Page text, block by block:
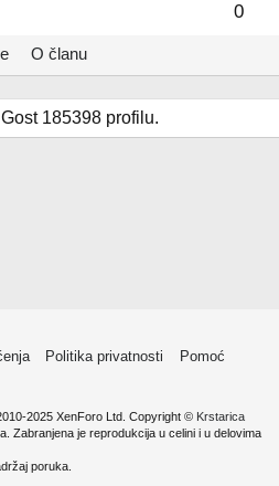
0
O članu
185398 profilu.
Politika privatnosti
Pomoć
2025 XenForo Ltd. Copyright © Krstarica
Zabranjena je reprodukcija u celini i u delovima
poruka.